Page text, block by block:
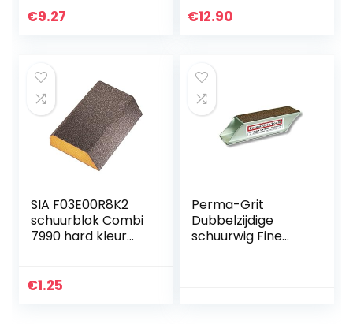
5″125mm / 6″
€9.27
ne | Hout, Grit en
Schuurpapier |
17163
€12.90
SIA F03E00R8K2
schuurblok Combi
7990 hard kleur
€1.25
Perma-Grit
Dubbelzijdige
schuurwig Fine